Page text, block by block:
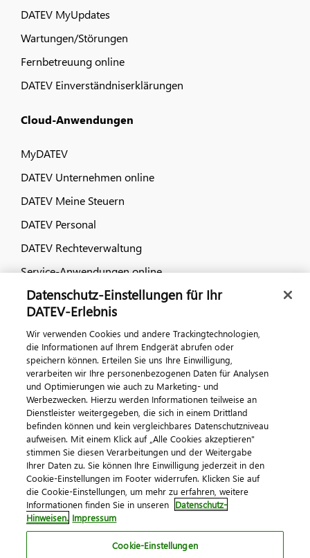
DATEV MyUpdates
Wartungen/Störungen
Fernbetreuung online
DATEV Einverständniserklärungen
Cloud-Anwendungen
MyDATEV
DATEV Unternehmen online
DATEV Meine Steuern
DATEV Personal
DATEV Rechteverwaltung
Service-Anwendungen online
Dialog & Medien
Veranstaltungen
DATEV magazin
DATEV-Community
DATEV-Newsletter
Kontaktieren Sie uns
Datenschutz-Einstellungen für Ihr
DATEV-Erlebnis
Wir verwenden Cookies und andere Trackingtechnologien,
die Informationen auf Ihrem Endgerät abrufen oder
speichern können. Erteilen Sie uns Ihre Einwilligung,
verarbeiten wir Ihre personenbezogenen Daten für Analysen
und Optimierungen wie auch zu Marketing- und
Werbezwecken. Hierzu werden Informationen teilweise an
Dienstleister weitergegeben, die sich in einem Drittland
befinden können und kein vergleichbares Datenschutzniveau
aufweisen. Mit einem Klick auf „Alle Cookies akzeptieren"
stimmen Sie diesen Verarbeitungen und der Weitergabe
Ihrer Daten zu. Sie können Ihre Einwilligung jederzeit in den
Cookie-Einstellungen im Footer widerrufen. Klicken Sie auf
die Cookie-Einstellungen, um mehr zu erfahren, weitere
Informationen finden Sie in unseren Datenschutz-
Hinweisen. Impressum
Cookie-Einstellungen